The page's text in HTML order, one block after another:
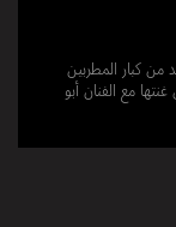
من كبار المطربين
مع الفنان أبو